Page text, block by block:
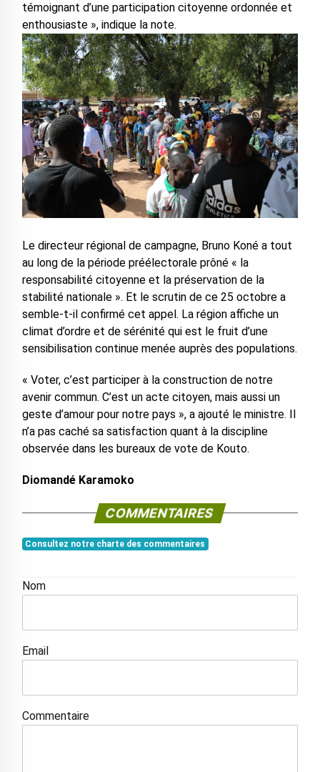
témoignant d’une participation citoyenne ordonnée et
enthousiaste », indique la note.
Le directeur régional de campagne, Bruno Koné a tout
au long de la période préélectorale prôné « la
responsabilité citoyenne et la préservation de la
stabilité nationale ». Et le scrutin de ce 25 octobre a
semble-t-il confirmé cet appel. La région affiche un
climat d’ordre et de sérénité qui est le fruit d’une
sensibilisation continue menée auprès des populations.
« Voter, c’est participer à la construction de notre
avenir commun. C’est un acte citoyen, mais aussi un
geste d’amour pour notre pays », a ajouté le ministre. Il
n’a pas caché sa satisfaction quant à la discipline
observée dans les bureaux de vote de Kouto.
Diomandé Karamoko
COMMENTAIRES
Consultez notre charte des commentaires
Nom
Email
Commentaire